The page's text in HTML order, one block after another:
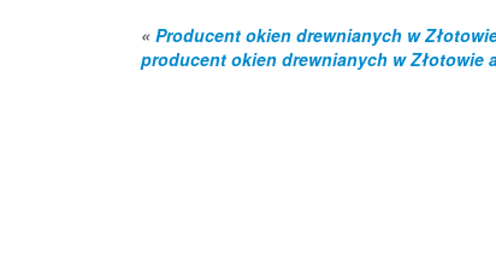
« Producent okien drewnianych w
producent okien drewnianych w Złotowie